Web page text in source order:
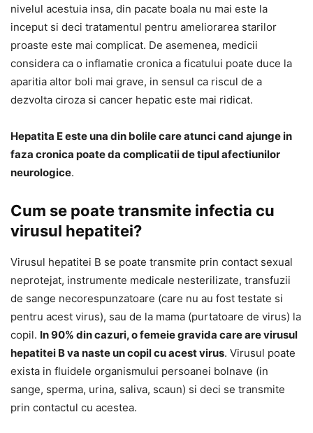
nivelul acestuia insa, din pacate boala nu mai este la
inceput si deci tratamentul pentru ameliorarea starilor
proaste este mai complicat. De asemenea, medicii
considera ca o inflamatie cronica a ficatului poate duce la
aparitia altor boli mai grave, in sensul ca riscul de a
dezvolta ciroza si cancer hepatic este mai ridicat.
Hepatita E este una din bolile care atunci cand ajunge in
faza cronica poate da complicatii de tipul afectiunilor
neurologice.
Cum se poate transmite infectia cu
virusul hepatitei?
Virusul hepatitei B se poate transmite prin contact sexual
neprotejat, instrumente medicale nesterilizate, transfuzii
de sange necorespunzatoare (care nu au fost testate si
pentru acest virus), sau de la mama (purtatoare de virus) la
copil. In 90% din cazuri, o femeie gravida care are virusul
hepatitei B va naste un copil cu acest virus. Virusul poate
exista in fluidele organismului persoanei bolnave (in
sange, sperma, urina, saliva, scaun) si deci se transmite
prin contactul cu acestea.